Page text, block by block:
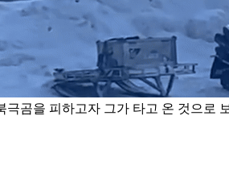
곰을 피하고자 그가 타고 온 것으로